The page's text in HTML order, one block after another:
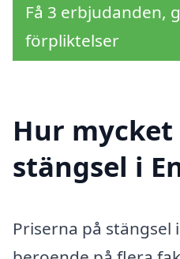
Få 3 erbjudanden,
förpliktelser
Hur
stängsel i
Priserna på stängsel